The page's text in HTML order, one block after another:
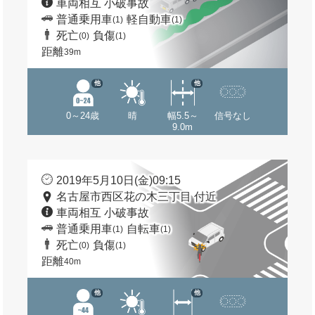
車両相互 小破事故
普通乗用車(1) 軽自動車(1)
死亡(0) 負傷(1)
距離39m
0～24歳
他
晴
幅5.5～
9.0m
他
信号なし
2019年5月10日(金)09:15
名古屋市西区花の木三丁目 付近
車両相互 小破事故
普通乗用車(1) 自転車(1)
死亡(0) 負傷(1)
距離40m
他 他